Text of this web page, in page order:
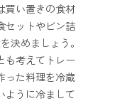
買い置きの食材
セットやビン詰
決めましょう。
も考えてトレー
った料理を冷蔵
ように冷まして